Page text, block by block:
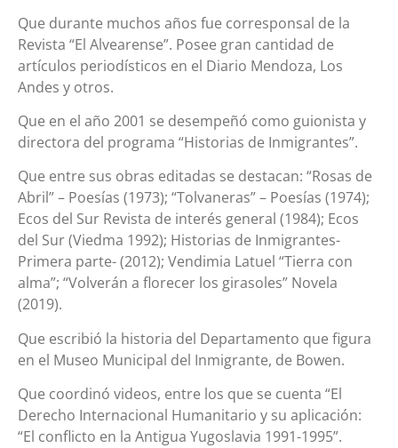
Que durante muchos años fue corresponsal de la
Revista “El Alvearense”. Posee gran cantidad de
artículos periodísticos en el Diario Mendoza, Los
Andes y otros.
Que en el año 2001 se desempeñó como guionista y
directora del programa “Historias de Inmigrantes”.
Que entre sus obras editadas se destacan: “Rosas de
Abril” – Poesías (1973); “Tolvaneras” – Poesías (1974);
Ecos del Sur Revista de interés general (1984); Ecos
del Sur (Viedma 1992); Historias de Inmigrantes-
Primera parte- (2012); Vendimia Latuel “Tierra con
alma”; “Volverán a florecer los girasoles” Novela
(2019).
Que escribió la historia del Departamento que figura
en el Museo Municipal del Inmigrante, de Bowen.
Que coordinó videos, entre los que se cuenta “El
Derecho Internacional Humanitario y su aplicación:
“El conflicto en la Antigua Yugoslavia 1991-1995”.